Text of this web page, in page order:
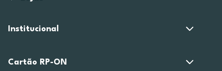
Institucional
Cartão RP-ON